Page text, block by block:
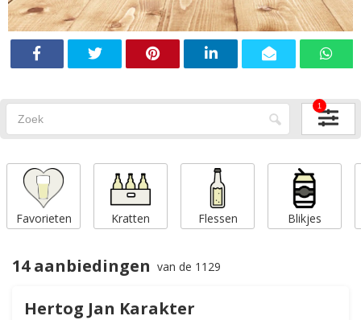
1
Favorieten Kratten Flessen Blikjes
14 aanbiedingen van de 1129
Hertog Jan Karakter